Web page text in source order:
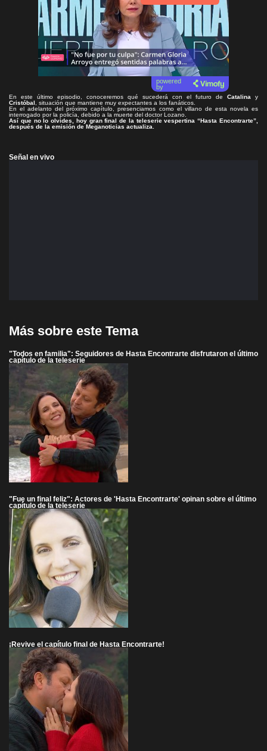
powered
by
En este último episodio, conoceremos qué sucederá con el futuro de Catalina y
Cristóbal , situación que mantiene muy expectantes a los fanáticos.
En el adelanto del próximo capítulo, presenciamos como el villano de esta novela es
interrogado por la policía, debido a la muerte del doctor Lozano.
Así que no lo olvides, hoy gran final de la teleserie vespertina “Hasta Encontrarte”,
después de la emisión de Meganoticias actualiza.
Señal en vivo
Más sobre este Tema
"Todos en familia": Seguidores de Hasta Encontrarte disfrutaron el último
capítulo de la teleserie
"Fue un final feliz": Actores de 'Hasta Encontrarte' opinan sobre el último
capítulo de la teleserie
¡Revive el capítulo final de Hasta Encontrarte!